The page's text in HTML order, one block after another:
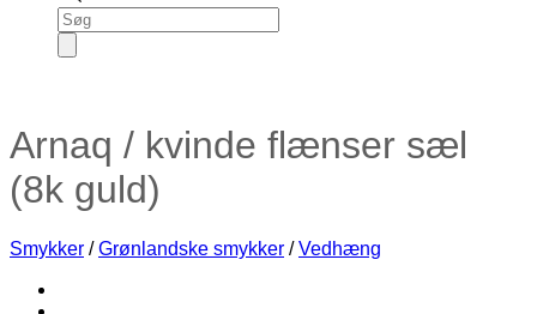
Products
search
Arnaq / kvinde flænser sæl
(8k guld)
Smykker / Grønlandske smykker / Vedhæng